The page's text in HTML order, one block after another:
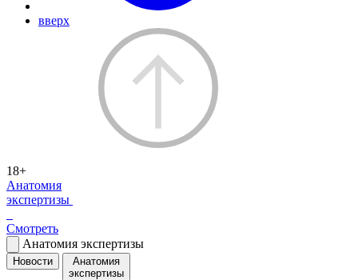
вверх
18+
Анатомия
экспертизы
Смотреть
Анатомия экспертизы
Новости
Анатомия
экспертизы